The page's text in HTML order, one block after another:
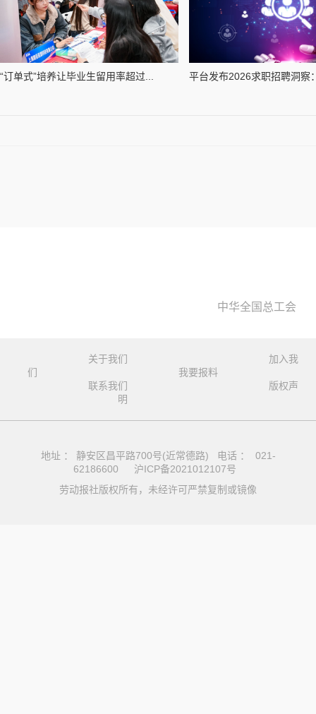
“订单式”培养让毕业生留用率超过... 平台发布2026求职招聘洞察
中华全国总工会
关于我们
加入我
们
我要报料
联系我们
版权声
明
地址 ： 静安区昌平路700号(近常德路) 电话 ： 021-
62186600
沪ICP备2021012107号
劳动报社版权所有，未经许可严禁复制或镜像